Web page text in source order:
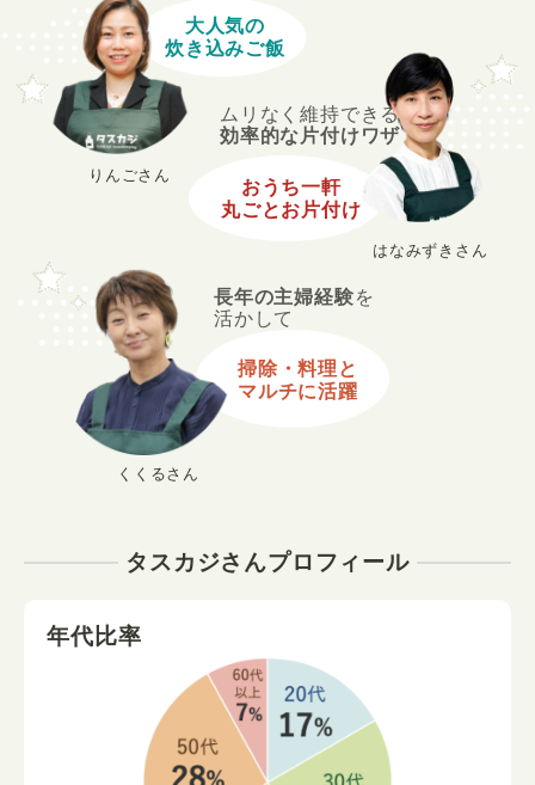
くくるさん
長年の主婦経験を
活かして
掃除・料理と
マルチに活躍
りんごさん
大人気の
炊き込みご飯
はなみずきさん
ムリなく維持できる
効率的な片付けワザ
おうち一軒
丸ごとお片付け
タスカジさんプロフィール
年代比率